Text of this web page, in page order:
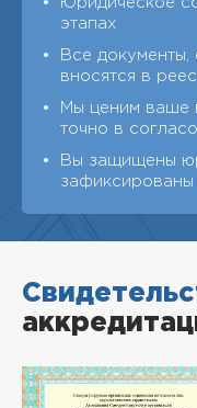
этапах
Все документы,
вносятся в
Мы ценим ваше
точно в
Вы защищены